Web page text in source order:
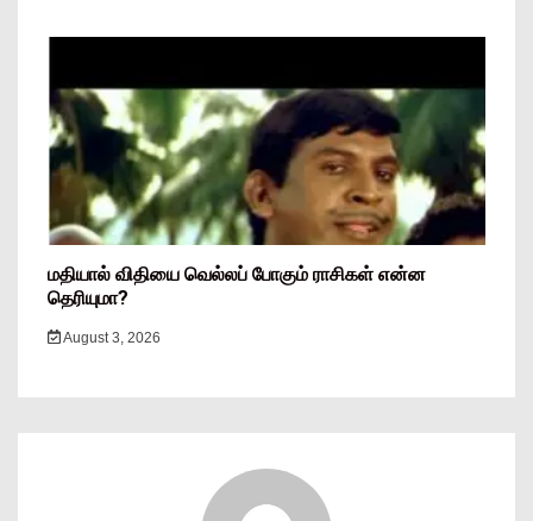
மதியால் விதியை வெல்லப் போகும் ராசிகள் என்ன
தெரியுமா?
August 3, 2026